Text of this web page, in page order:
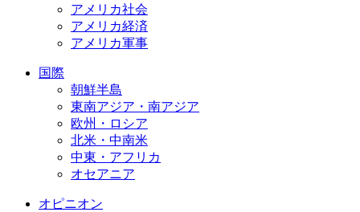
アメリカ社会
アメリカ経済
アメリカ軍事
国際
朝鮮半島
東南アジア・南アジア
欧州・ロシア
北米・中南米
中東・アフリカ
オセアニア
オピニオン